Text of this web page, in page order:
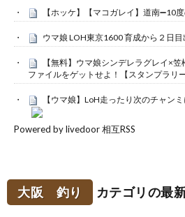
【ホッケ】【マコガレイ】道南➖10
ウマ娘 LOH東京1600 育成から２日
【無料】ウマ娘シンデレラグレイ×
ファイルをゲットせよ！【スタンプラリー
【ウマ娘】LoH走ったり次のチャン
Powered by livedoor 相互RSS
大阪 釣り カテゴリの最